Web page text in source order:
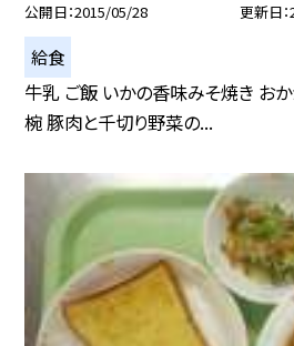
公開日 2015/05/28 更新日
給食
牛乳 ご飯 いかの香味みそ焼き お
椀 豚肉と千切り野菜の...